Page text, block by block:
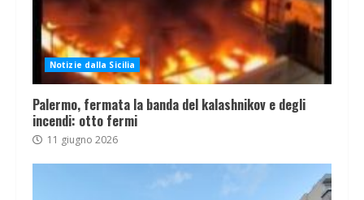
Notizie dalla Sicilia
Palermo, fermata la banda del kalashnikov e degli
incendi: otto fermi
11 giugno 2026